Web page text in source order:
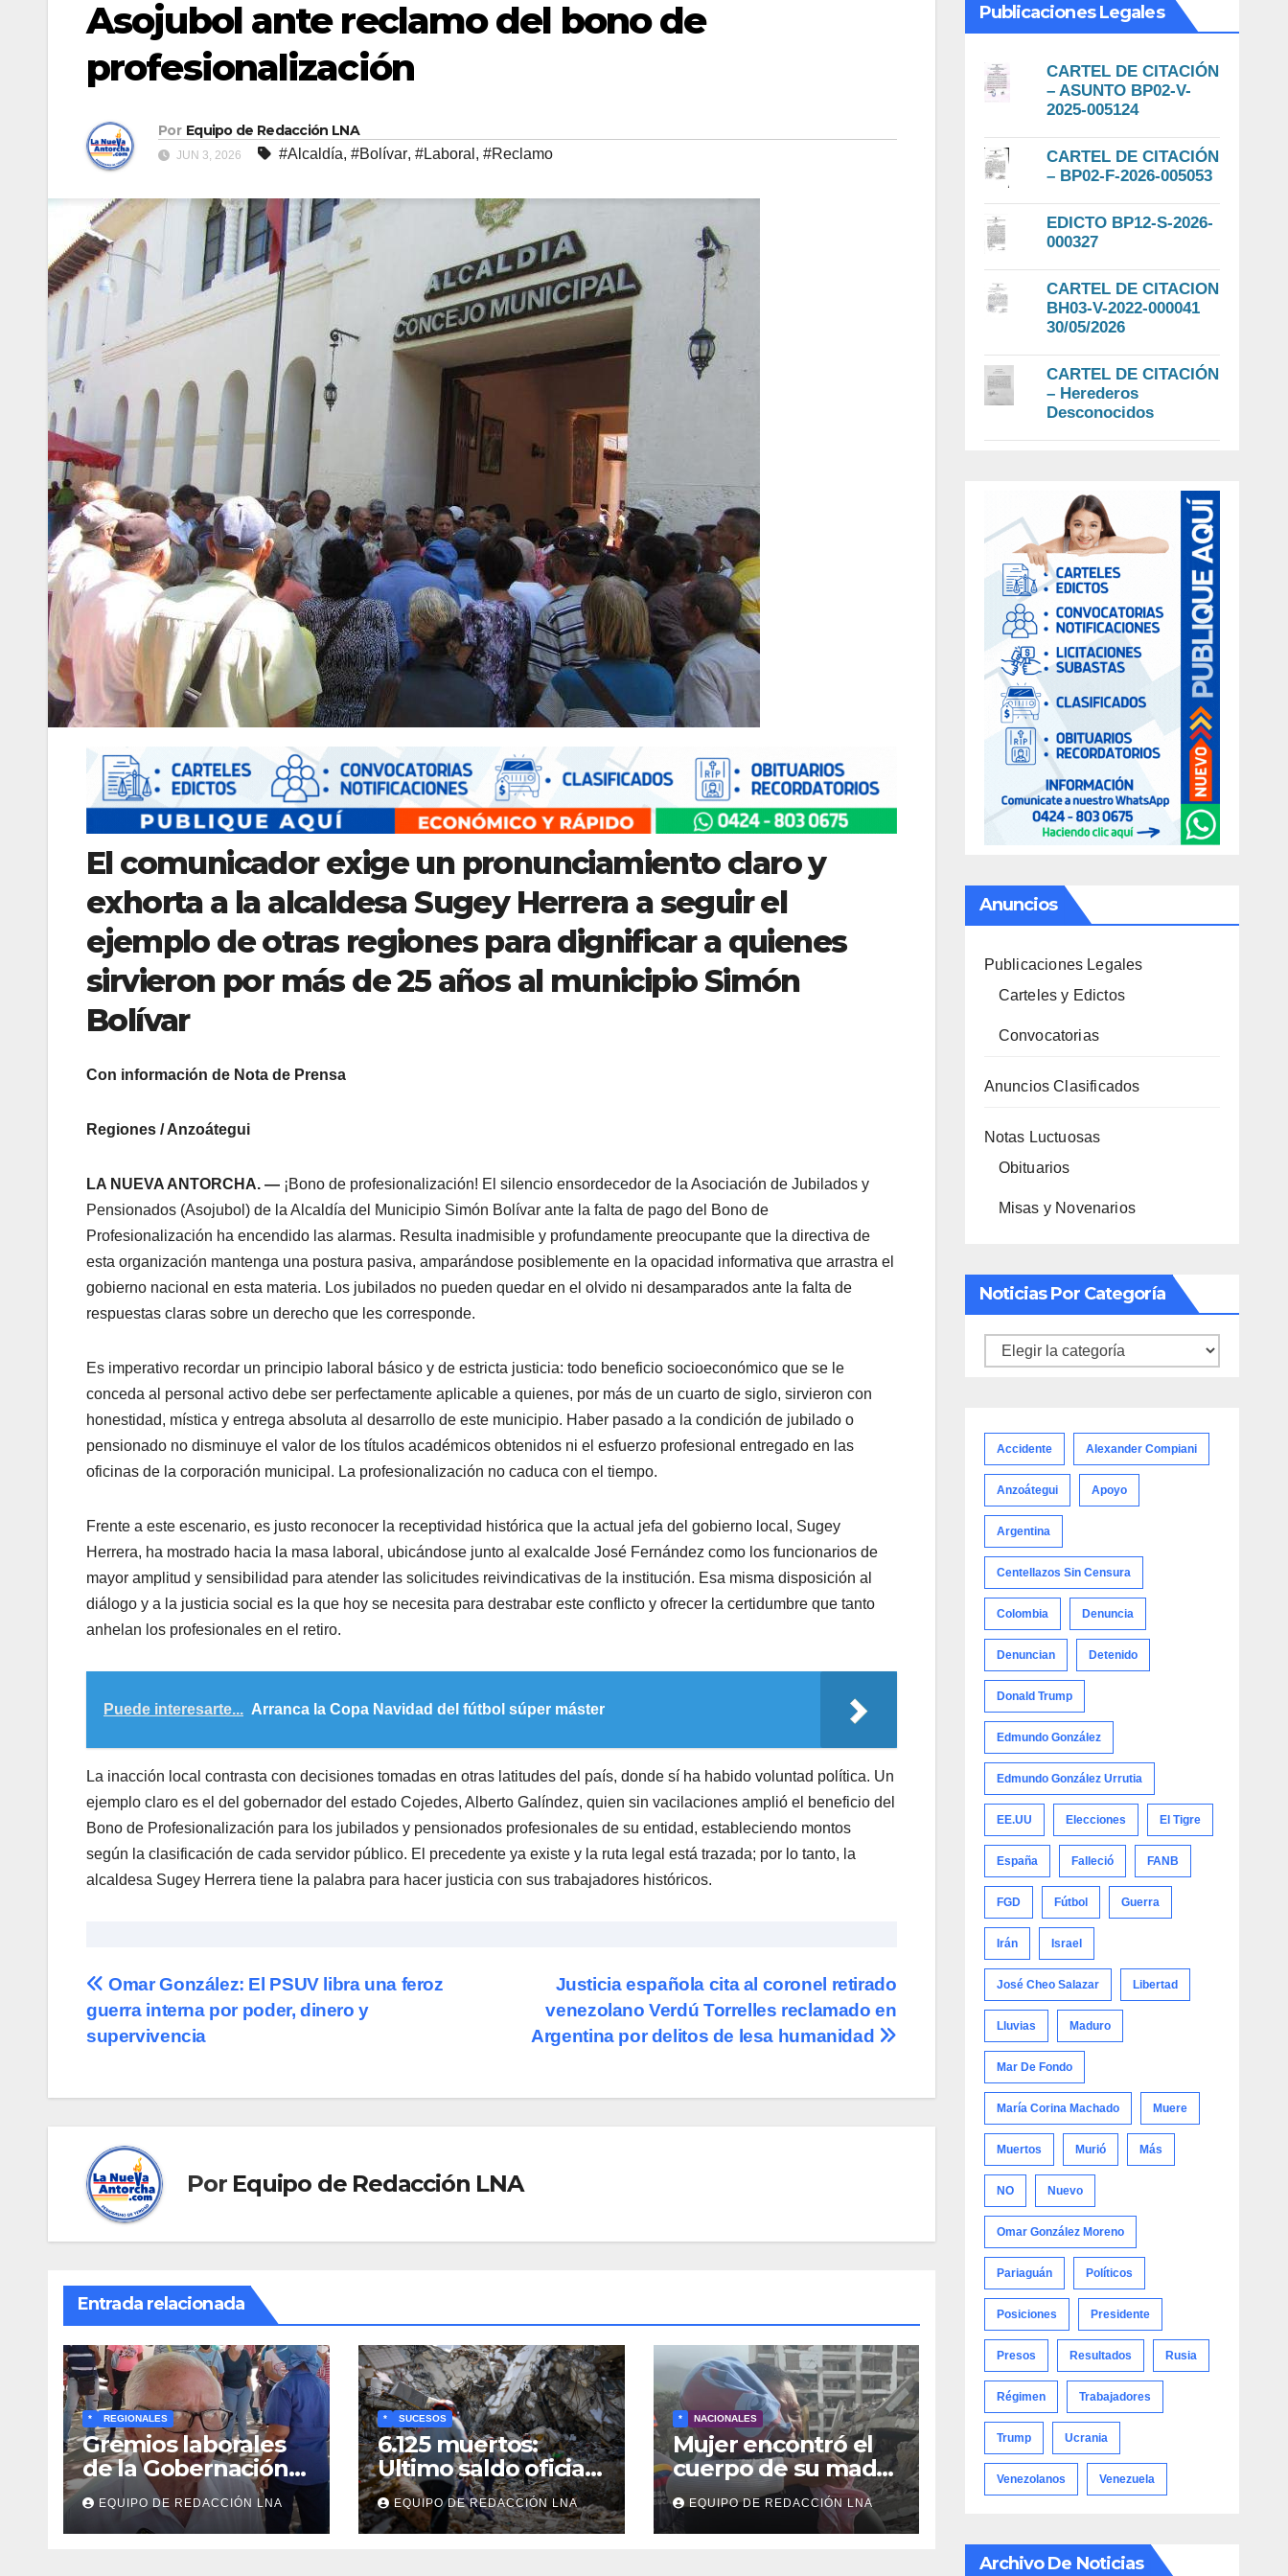
Asojubol ante reclamo del bono de
profesionalización
Por Equipo de Redacción LNA
JUN 3, 2026 #Alcaldía, #Bolívar, #Laboral , #Reclamo
El comunicador exige un pronunciamiento claro y
exhorta a la alcaldesa Sugey Herrera a seguir el
ejemplo de otras regiones para dignificar a quienes
sirvieron por más de 25 años al municipio Simón
Bolívar
Con información de Nota de Prensa
Regiones / Anzoátegui
LA NUEVA ANTORCHA. — ​¡Bono de profesionalización! El silencio ensordecedor de la Asociación de Jubilados y
Pensionados (Asojubol) de la Alcaldía del Municipio Simón Bolívar ante la falta de pago del Bono de
Profesionalización ha encendido las alarmas. Resulta inadmisible y profundamente preocupante que la directiva de
esta organización mantenga una postura pasiva, amparándose posiblemente en la opacidad informativa que arrastra el
gobierno nacional en esta materia. Los jubilados no pueden quedar en el olvido ni desamparados ante la falta de
respuestas claras sobre un derecho que les corresponde.
​Es imperativo recordar un principio laboral básico y de estricta justicia: todo beneficio socioeconómico que se le
conceda al personal activo debe ser perfectamente aplicable a quienes, por más de un cuarto de siglo, sirvieron con
honestidad, mística y entrega absoluta al desarrollo de este municipio. Haber pasado a la condición de jubilado o
pensionado no disminuye el valor de los títulos académicos obtenidos ni el esfuerzo profesional entregado en las
oficinas de la corporación municipal. La profesionalización no caduca con el tiempo.
​Frente a este escenario, es justo reconocer la receptividad histórica que la actual jefa del gobierno local, Sugey
Herrera, ha mostrado hacia la masa laboral, ubicándose junto al exalcalde José Fernández como los funcionarios de
mayor amplitud y sensibilidad para atender las solicitudes reivindicativas de la institución. Esa misma disposición al
diálogo y a la justicia social es la que hoy se necesita para destrabar este conflicto y ofrecer la certidumbre que tanto
anhelan los profesionales en el retiro.
Puede interesarte... Arranca la Copa Navidad del fútbol súper máster
​La inacción local contrasta con decisiones tomadas en otras latitudes del país, donde sí ha habido voluntad política. Un
ejemplo claro es el del gobernador del estado Cojedes, Alberto Galíndez, quien sin vacilaciones amplió el beneficio del
Bono de Profesionalización para los jubilados y pensionados profesionales de su entidad, estableciendo montos
según la clasificación de cada servidor público. El precedente ya existe y la ruta legal está trazada; por lo tanto, la
alcaldesa Sugey Herrera tiene la palabra para hacer justicia con sus trabajadores históricos.
Navegación
de
Justicia española cita al coronel retirado
venezolano Verdú Torrelles reclamado en
Argentina por delitos de lesa humanidad
Omar González: El PSUV libra una feroz
guerra interna por poder, dinero y
supervivencia
Por Equipo de Redacción LNA
Entrada relacionada
* REGIONALES
Gremios laborales
de la Gobernación
respaldan
propuesta de Bono
Recreativo de 100
EQUIPO DE REDACCIÓN LNA
* SUCESOS
6.125 muertos:
Ultimo saldo oficial
y búsqueda de
cadáveres continúa
entre los
EQUIPO DE REDACCIÓN LNA
* NACIONALES
Mujer encontró el
cuerpo de su madre
tras 40 días de
búsqueda en
Tanaguarena
EQUIPO DE REDACCIÓN LNA
Publicaciones Legales
CARTEL DE CITACIÓN
– ASUNTO BP02-V-
2025-005124
CARTEL DE CITACIÓN
– BP02-F-2026-005053
EDICTO BP12-S-2026-
000327
CARTEL DE CITACION
BH03-V-2022-000041
30/05/2026
CARTEL DE CITACIÓN
– Herederos
Desconocidos
Anuncios
Publicaciones Legales
Carteles y Edictos
Convocatorias
Anuncios Clasificados
Notas Luctuosas
Obituarios
Misas y Novenarios
Noticias Por Categoría
Noticias
Accidente Alexander Compiani
Anzoátegui Apoyo
Argentina
Centellazos Sin Censura
Colombia Denuncia
Denuncian Detenido
Donald Trump
Edmundo González
Edmundo González Urrutia
EE.UU Elecciones El Tigre
España Falleció FANB
FGD Fútbol Guerra
Irán Israel
José Cheo Salazar Libertad
Lluvias Maduro
Mar De Fondo
María Corina Machado Muere
Muertos Murió Más
NO Nuevo
Omar González Moreno
Pariaguán Políticos
Posiciones Presidente
Presos Resultados Rusia
Régimen Trabajadores
Trump Ucrania
Venezolanos Venezuela
Archivo De Noticias